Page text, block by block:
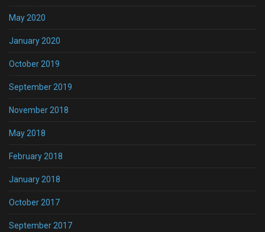
May 2020
January 2020
October 2019
September 2019
November 2018
May 2018
February 2018
January 2018
October 2017
September 2017